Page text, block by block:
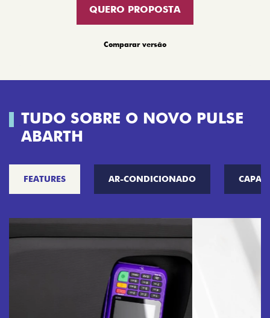
QUERO PROPOSTA
Comparar versão
TUDO SOBRE O NOVO PULSE
ABARTH
FEATURES AR-CONDICIONADO